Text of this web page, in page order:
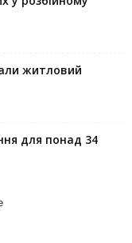
житловий
для понад 34